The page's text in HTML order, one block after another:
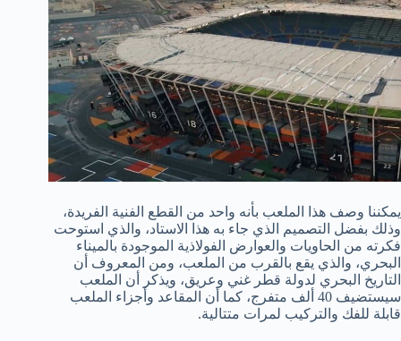
يمكننا وصف هذا الملعب بأنه واحد من القطع الفنية الفريدة،
وذلك بفضل التصميم الذي جاء به هذا الاستاد، والذي استوحت
فكرته من الحاويات والعوارض الفولاذية الموجودة بالميناء
البحري، والذي يقع بالقرب من الملعب، ومن المعروف أن
التاريخ البحري لدولة قطر غني وعريق، ويذكر أن الملعب
سيستضيف 40 ألف متفرج، كما أن المقاعد وأجزاء الملعب
قابلة للفك والتركيب لمرات متتالية.